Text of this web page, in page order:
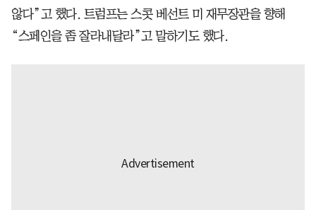
않다”고 했다. 트럼프는 스콧 베선트 미 재무장관을 향해
“스페인을 좀 잘라내달라”고 말하기도 했다.